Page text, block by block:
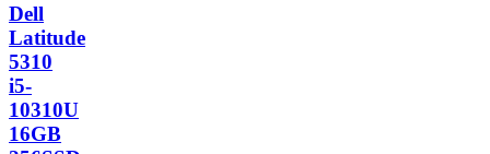
Dell
Latitude
5310
i5-
10310U
16GB